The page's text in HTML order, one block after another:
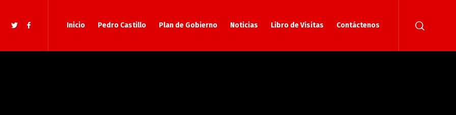
Inicio Pedro Castillo Plan de Gobierno Noticias Libro de Visitas Contáctenos